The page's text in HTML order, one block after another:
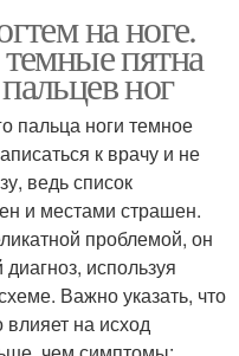
на ноге.
пятна
ног
пальца ноги темное
к врачу и не
ведь список
и местами страшен.
проблемой, он
используя
Важно указать, что
на исход